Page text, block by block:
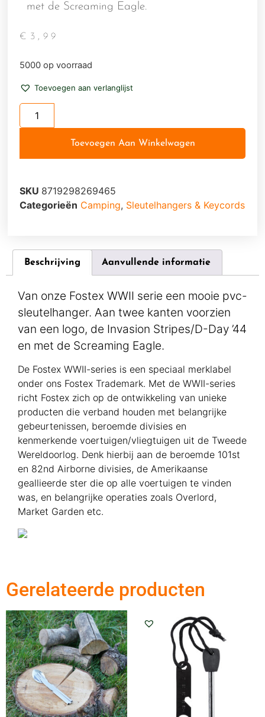
met de Screaming Eagle.
€ 3,99
5000 op voorraad
Toevoegen aan verlanglijst
Toevoegen Aan Winkelwagen
SKU 8719298269465
Categorieën Camping, Sleutelhangers & Keycords
Beschrijving Aanvullende informatie
Van onze Fostex WWII serie een mooie pvc-
sleutelhanger. Aan twee kanten voorzien
van een logo, de Invasion Stripes/D-Day ’44
en met de Screaming Eagle.
De Fostex WWII-series is een speciaal merklabel
onder ons Fostex Trademark. Met de WWII-series
richt Fostex zich op de ontwikkeling van unieke
producten die verband houden met belangrijke
gebeurtenissen, beroemde divisies en
kenmerkende voertuigen/vliegtuigen uit de Tweede
Wereldoorlog. Denk hierbij aan de beroemde 101st
en 82nd Airborne divisies, de Amerikaanse
geallieerde ster die op alle voertuigen te vinden
was, en belangrijke operaties zoals Overlord,
Market Garden etc.
Gerelateerde producten